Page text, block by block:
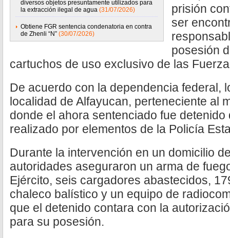
diversos objetos presuntamente utilizados para
la extracción ilegal de agua (31/07/2026)
Obtiene FGR sentencia condenatoria en contra
de Zhenli “N” (30/07/2026)
prisión
ser
posesión
cartuchos de uso exclusivo de las
De acuerdo con la dependencia federal,
localidad de Alfayucan, perteneciente al
donde el ahora sentenciado fue detenido
realizado por elementos de la Policía
Durante la intervención en un domicilio
autoridades aseguraron un arma de
Ejército, seis cargadores abastecidos,
chaleco balístico y un equipo de
que el detenido contara con la
para su posesión.